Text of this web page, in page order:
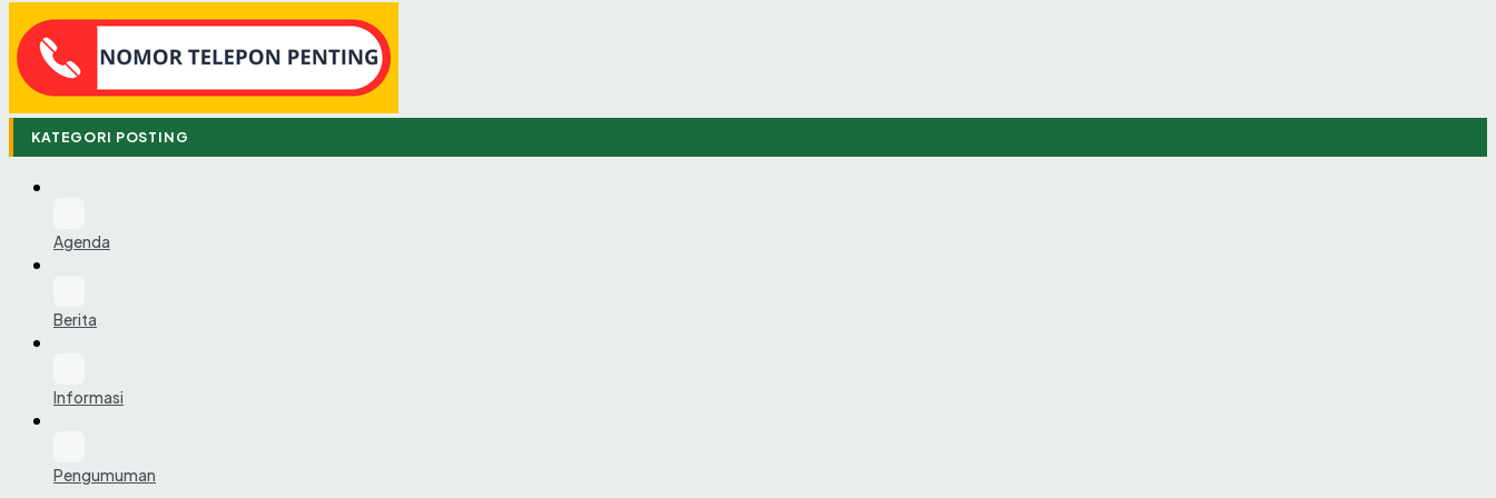
KATEGORI POSTING
Agenda
Berita
Informasi
Pengumuman